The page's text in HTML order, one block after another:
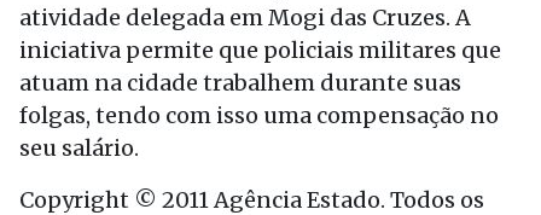
atividade delegada em Mogi das Cruzes. A
iniciativa permite que policiais militares que
atuam na cidade trabalhem durante suas
folgas, tendo com isso uma compensação no
seu salário.
Copyright © 2011 Agência Estado. Todos os